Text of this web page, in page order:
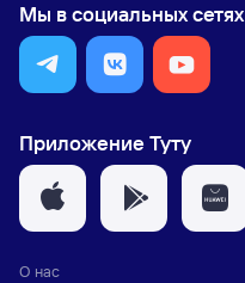
Мы в социальных сетях
Приложение Туту
О нас